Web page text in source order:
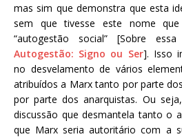
mas sim que demonstra que esta
sem que tivesse este nome
“autogestão social” [Sobre
Autogestão: Signo ou Ser]. Isso
no desvelamento de vários
atribuídos a Marx tanto por parte
por parte dos anarquistas. Ou
discussão que desmantela tanto o
que Marx seria autoritário com a